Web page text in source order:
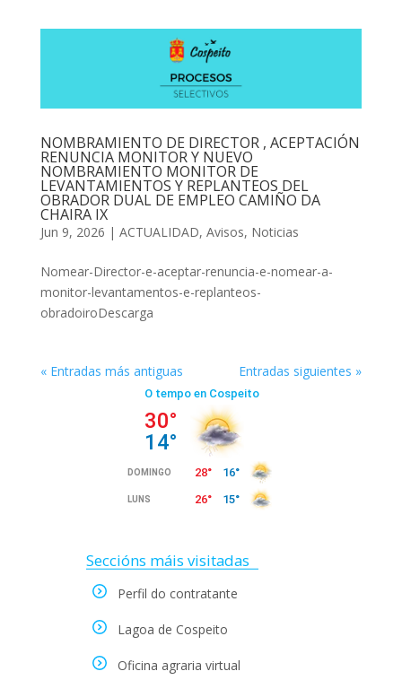
NOMBRAMIENTO DE DIRECTOR , ACEPTACIÓN
RENUNCIA MONITOR Y NUEVO
NOMBRAMIENTO MONITOR DE
LEVANTAMIENTOS Y REPLANTEOS DEL
OBRADOR DUAL DE EMPLEO CAMIÑO DA
CHAIRA IX
Jun 9, 2026 | ACTUALIDAD, Avisos, Noticias
Nomear-Director-e-aceptar-renuncia-e-nomear-a-
monitor-levantamentos-e-replanteos-
obradoiroDescarga
« Entradas más antiguas Entradas siguientes »
Seccións máis visitadas
Perfil do contratante
Lagoa de Cospeito
Oficina agraria virtual